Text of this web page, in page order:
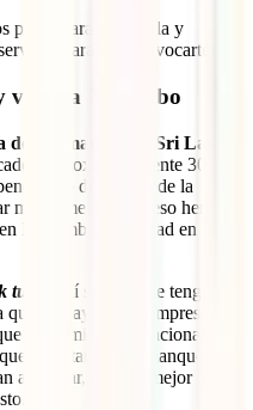
pasos para ejecutarla y
para no equivocarte.
a Negombo
de 2 semanas por Sri Lanka
a aproximadamente 30
de la hora de la
o menos, por eso hemos
Negombo, la ciudad en la
tuk
, aquí será donde tengas
la mayoría de empresas se
el permiso internacional de
solicitar uno esrilanqués.
a ayudar, pero es mejor que